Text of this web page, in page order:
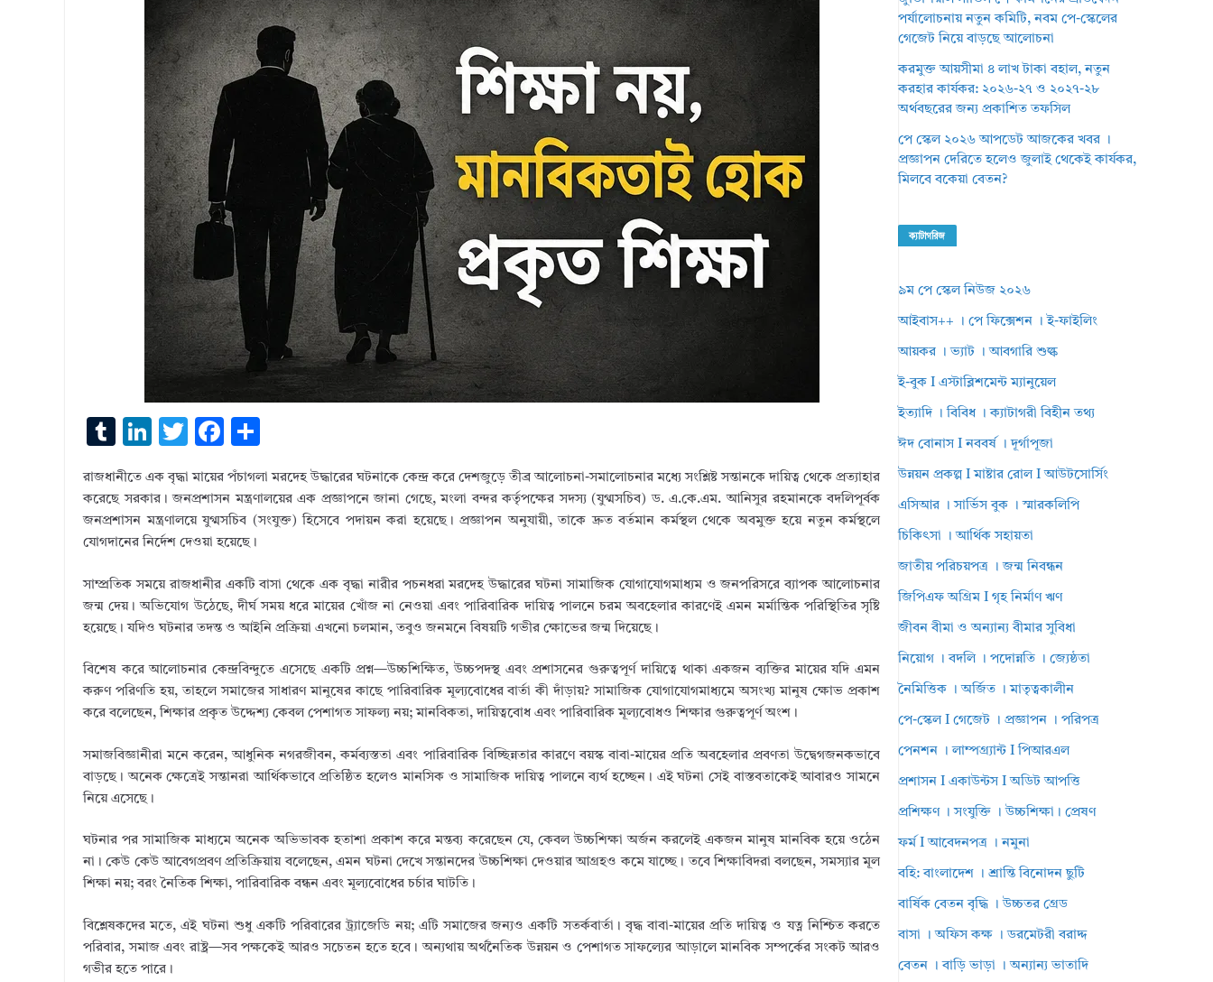
T
m
bl
r
Li
k
e
dI
n
T
it
te
r
F
e
b
o
o
k
ar
e
রাজধানীতে এক বৃদ্ধা মায়ের পঁচাগলা মরদেহ উদ্ধারের ঘটনাকে কেন্দ্র করে দেশজুড়ে তীব্র আলোচনা-সমালোচনার মধ্যে সংশ্লিষ্ট সন্তানকে দায়িত্ব থেকে প্রত্যাহার
করেছে সরকার। জনপ্রশাসন মন্ত্রণালয়ের এক প্রজ্ঞাপনে জানা গেছে, মংলা বন্দর কর্তৃপক্ষের সদস্য (যুগ্মসচিব) ড. এ.কে.এম. আনিসুর রহমানকে বদলিপূর্বক
জনপ্রশাসন মন্ত্রণালয়ে যুগ্মসচিব (সংযুক্ত) হিসেবে পদায়ন করা হয়েছে। প্রজ্ঞাপন অনুযায়ী, তাকে দ্রুত বর্তমান কর্মস্থল থেকে অবমুক্ত হয়ে নতুন কর্মস্থলে
যোগদানের নির্দেশ দেওয়া হয়েছে।
সাম্প্রতিক সময়ে রাজধানীর একটি বাসা থেকে এক বৃদ্ধা নারীর পচনধরা মরদেহ উদ্ধারের ঘটনা সামাজিক যোগাযোগমাধ্যম ও জনপরিসরে ব্যাপক আলোচনার
জন্ম দেয়। অভিযোগ উঠেছে, দীর্ঘ সময় ধরে মায়ের খোঁজ না নেওয়া এবং পারিবারিক দায়িত্ব পালনে চরম অবহেলার কারণেই এমন মর্মান্তিক পরিস্থিতির সৃষ্টি
হয়েছে। যদিও ঘটনার তদন্ত ও আইনি প্রক্রিয়া এখনো চলমান, তবুও জনমনে বিষয়টি গভীর ক্ষোভের জন্ম দিয়েছে।
বিশেষ করে আলোচনার কেন্দ্রবিন্দুতে এসেছে একটি প্রশ্ন—উচ্চশিক্ষিত, উচ্চপদস্থ এবং প্রশাসনের গুরুত্বপূর্ণ দায়িত্বে থাকা একজন ব্যক্তির মায়ের যদি এমন
করুণ পরিণতি হয়, তাহলে সমাজের সাধারণ মানুষের কাছে পারিবারিক মূল্যবোধের বার্তা কী দাঁড়ায়? সামাজিক যোগাযোগমাধ্যমে অসংখ্য মানুষ ক্ষোভ প্রকাশ
করে বলেছেন, শিক্ষার প্রকৃত উদ্দেশ্য কেবল পেশাগত সাফল্য নয়; মানবিকতা, দায়িত্ববোধ এবং পারিবারিক মূল্যবোধও শিক্ষার গুরুত্বপূর্ণ অংশ।
সমাজবিজ্ঞানীরা মনে করেন, আধুনিক নগরজীবন, কর্মব্যস্ততা এবং পারিবারিক বিচ্ছিন্নতার কারণে বয়স্ক বাবা-মায়ের প্রতি অবহেলার প্রবণতা উদ্বেগজনকভাবে
বাড়ছে। অনেক ক্ষেত্রেই সন্তানরা আর্থিকভাবে প্রতিষ্ঠিত হলেও মানসিক ও সামাজিক দায়িত্ব পালনে ব্যর্থ হচ্ছেন। এই ঘটনা সেই বাস্তবতাকেই আবারও সামনে
নিয়ে এসেছে।
ঘটনার পর সামাজিক মাধ্যমে অনেক অভিভাবক হতাশা প্রকাশ করে মন্তব্য করেছেন যে, কেবল উচ্চশিক্ষা অর্জন করলেই একজন মানুষ মানবিক হয়ে ওঠেন
না। কেউ কেউ আবেগপ্রবণ প্রতিক্রিয়ায় বলেছেন, এমন ঘটনা দেখে সন্তানদের উচ্চশিক্ষা দেওয়ার আগ্রহও কমে যাচ্ছে। তবে শিক্ষাবিদরা বলছেন, সমস্যার মূল
শিক্ষা নয়; বরং নৈতিক শিক্ষা, পারিবারিক বন্ধন এবং মূল্যবোধের চর্চার ঘাটতি।
বিশ্লেষকদের মতে, এই ঘটনা শুধু একটি পরিবারের ট্র্যাজেডি নয়; এটি সমাজের জন্যও একটি সতর্কবার্তা। বৃদ্ধ বাবা-মায়ের প্রতি দায়িত্ব ও যত্ন নিশ্চিত করতে
পরিবার, সমাজ এবং রাষ্ট্র—সব পক্ষকেই আরও সচেতন হতে হবে। অন্যথায় অর্থনৈতিক উন্নয়ন ও পেশাগত সাফল্যের আড়ালে মানবিক সম্পর্কের সংকট আরও
গভীর হতে পারে।
পর্যালোচনায় নতুন কমিটি, নবম পে-স্কেলের
গেজেট নিয়ে বাড়ছে আলোচনা
করমুক্ত আয়সীমা ৪ লাখ টাকা বহাল, নতুন
করহার কার্যকর: ২০২৬-২৭ ও ২০২৭-২৮
অর্থবছরের জন্য প্রকাশিত তফসিল
পে স্কেল ২০২৬ আপডেট আজকের খবর ।
প্রজ্ঞাপন দেরিতে হলেও জুলাই থেকেই কার্যকর,
মিলবে বকেয়া বেতন?
ক্যাটাগরিজ
৯ম পে স্কেল নিউজ ২০২৬
আইবাস++ । পে ফিক্সেশন । ই-ফাইলিং
আয়কর । ভ্যাট । আবগারি শুল্ক
ই-বুক I এস্টাব্লিশমেন্ট ম্যানুয়েল
ইত্যাদি । বিবিধ । ক্যাটাগরী বিহীন তথ্য
ঈদ বোনাস I নববর্ষ । দূর্গাপূজা
উন্নয়ন প্রকল্প I মাষ্টার রোল I আউটসোর্সিং
এসিআর । সার্ভিস বুক । স্মারকলিপি
চিকিৎসা । আর্থিক সহায়তা
জাতীয় পরিচয়পত্র । জন্ম নিবন্ধন
জিপিএফ অগ্রিম I গৃহ নির্মাণ ঋণ
জীবন বীমা ও অন্যান্য বীমার সুবিধা
নিয়োগ । বদলি । পদোন্নতি । জ্যেষ্ঠতা
নৈমিত্তিক । অর্জিত । মাতৃত্বকালীন
পে-স্কেল I গেজেট । প্রজ্ঞাপন । পরিপত্র
পেনশন । লাম্পগ্র্যান্ট I পিআরএল
প্রশাসন I একাউন্টস I অডিট আপত্তি
প্রশিক্ষণ । সংযুক্তি । উচ্চশিক্ষা। প্রেষণ
ফর্ম I আবেদনপত্র । নমুনা
বহি: বাংলাদেশ । শ্রান্তি বিনোদন ছুটি
বার্ষিক বেতন বৃদ্ধি । উচ্চতর গ্রেড
বাসা । অফিস কক্ষ । ডরমেটরী বরাদ্দ
বেতন । বাড়ি ভাড়া । অন্যান্য ভাতাদি